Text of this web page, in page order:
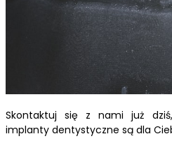
Skontaktuj się z nami już
implanty dentystyczne są dla